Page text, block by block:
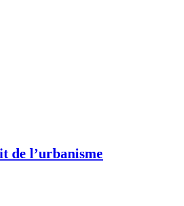
de l’urbanisme